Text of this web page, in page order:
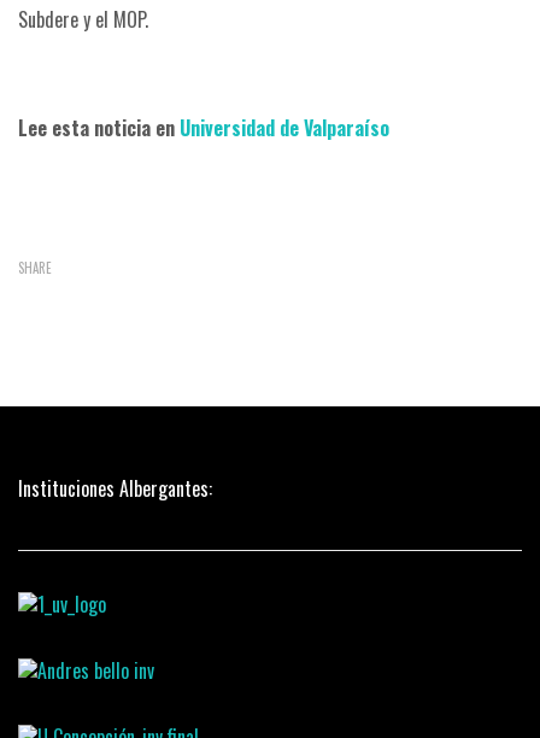
Subdere y el MOP.
Lee esta noticia en Universidad de Valparaíso
SHARE
Instituciones Albergantes: